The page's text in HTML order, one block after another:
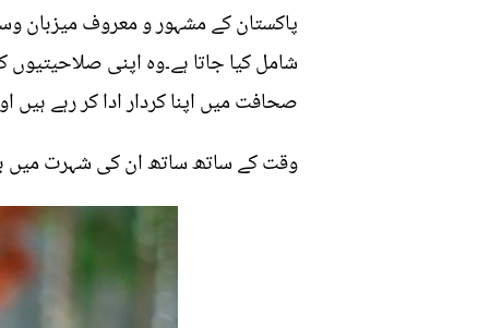
پاکستان کے مشہور و معروف میزبان
صحافت میں اپنا کردار ادا کر رہے
وقت کے ساتھ ساتھ ان کی شہرت میں